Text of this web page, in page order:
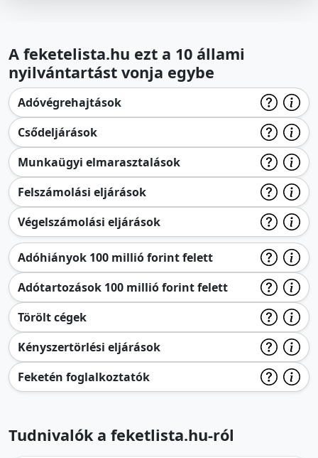
A feketelista.hu ezt a 10 állami
nyilvántartást vonja egybe
Adóvégrehajtások
Csődeljárások
Munkaügyi elmarasztalások
Felszámolási eljárások
Végelszámolási eljárások
Adóhiányok 100 millió forint felett
Adótartozások 100 millió forint felett
Törölt cégek
Kényszertörlési eljárások
Feketén foglalkoztatók
Tudnivalók a feketlista.hu-ról